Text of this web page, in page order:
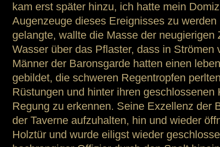
kam erst später hinzu, ich hatte mein
Augenzeuge dieses Ereignisses zu
gelangte, wallte die Masse der neugierigen
Wasser über das Pflaster, dass in Strömen
Männer der Baronsgarde hatten einen
gebildet, die schweren Regentropfen
Rüstungen und hinter ihren geschlossenen
Regung zu erkennen. Seine Exzellenz der
der Taverne aufzuhalten, hin und wieder
Holztür und wurde eiligst wieder